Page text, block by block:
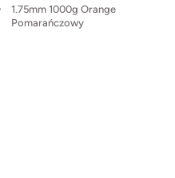
1.75mm 1000g Orange
Pomarańczowy